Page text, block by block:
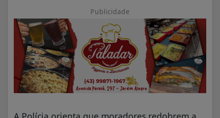
Publicidade